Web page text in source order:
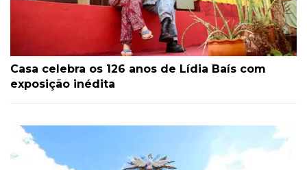
Casa celebra os 126 anos de Lídia Baís com
exposição inédita